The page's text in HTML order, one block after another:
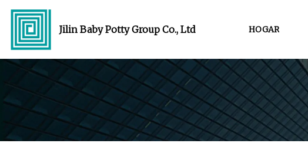
Jilin Baby Potty Group Co., Ltd HOGAR